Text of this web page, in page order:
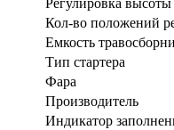
Регулировка высоты
Кол-во положений
Емкость
Тип стартера
Фара
Производитель
Индикатор